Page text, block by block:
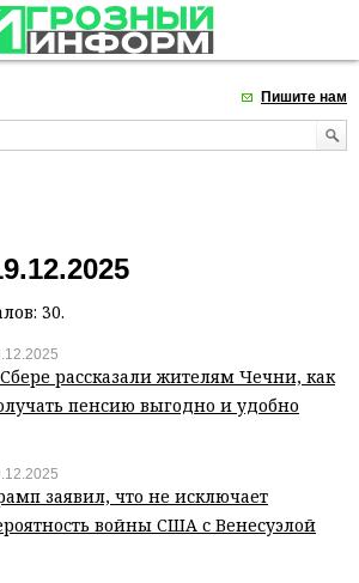
Пишите нам
30.
рассказали жителям Чечни, как
пенсию выгодно и удобно
заявил, что не исключает
войны США с Венесуэлой